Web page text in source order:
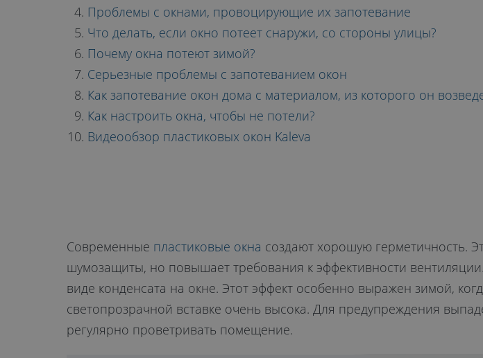
Проблемы с окнами, провоцирующие их запотевание
Что делать, если окно потеет снаружи, со стороны улицы?
Почему окна потеют зимой?
Серьезные проблемы с запотеванием окон
Как запотевание окон дома с материалом, из которого он
Как настроить окна, чтобы не потели?
Видеообзор пластиковых окон Kaleva
Современные пластиковые окна создают хорошую герметичность.
шумозащиты, но повышает требования к эффективности
виде конденсата на окне. Этот эффект особенно выражен зимой,
светопрозрачной вставке очень высока. Для предупреждения
регулярно проветривать помещение.